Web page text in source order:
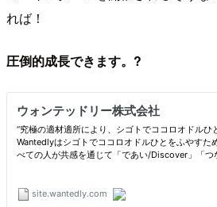
れば！
圧倒的成長できます。?